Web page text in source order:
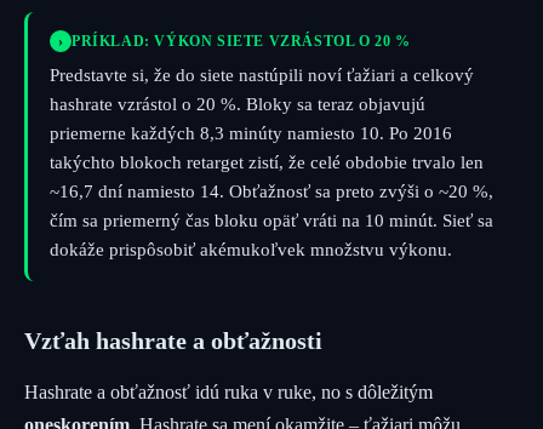
› PRÍKLAD: VÝKON SIETE VZRÁSTOL O 20 %
Predstavte si, že do siete nastúpili noví ťažiari a celkový
hashrate vzrástol o 20 %. Bloky sa teraz objavujú
priemerne každých 8,3 minúty namiesto 10. Po 2016
takýchto blokoch retarget zistí, že celé obdobie trvalo len
~16,7 dní namiesto 14. Obťažnosť sa preto zvýši o ~20 %,
čím sa priemerný čas bloku opäť vráti na 10 minút. Sieť sa
dokáže prispôsobiť akémukoľvek množstvu výkonu.
Vzťah hashrate a obťažnosti
Hashrate a obťažnosť idú ruka v ruke, no s dôležitým
oneskorením. Hashrate sa mení okamžite – ťažiari môžu